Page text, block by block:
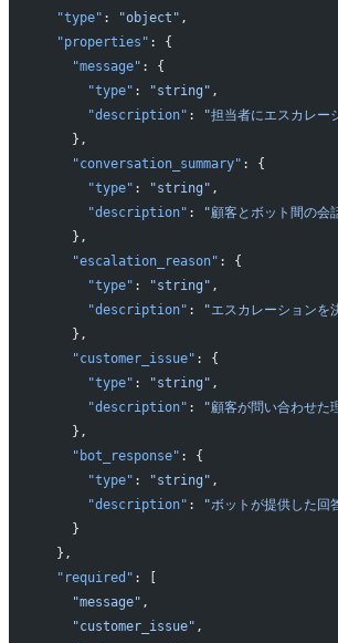
  "type"
: "object" ,
  "properties"
: {
    "message"
: {
      "type"
: "string" ,
      "description"
:
"担当者にエスカレー
    },
    "conversation_summary"
: {
      "type"
: "string" ,
      "description"
:
"顧客とボット間の会
    },
    "escalation_reason"
: {
      "type"
: "string" ,
      "description"
:
"エスカレーションを
    },
    "customer_issue"
: {
      "type"
: "string" ,
      "description"
:
"顧客が問い合わせた
    },
    "bot_response"
: {
      "type"
: "string" ,
      "description"
:
"ボットが提供した回
    }
  },
  "required"
: [
    "message"
,
    "customer_issue"
,